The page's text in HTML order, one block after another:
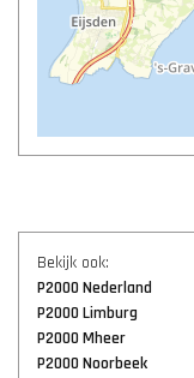
Bekijk ook:
P2000 Nederland
P2000 Limburg
P2000 Mheer
P2000 Noorbeek